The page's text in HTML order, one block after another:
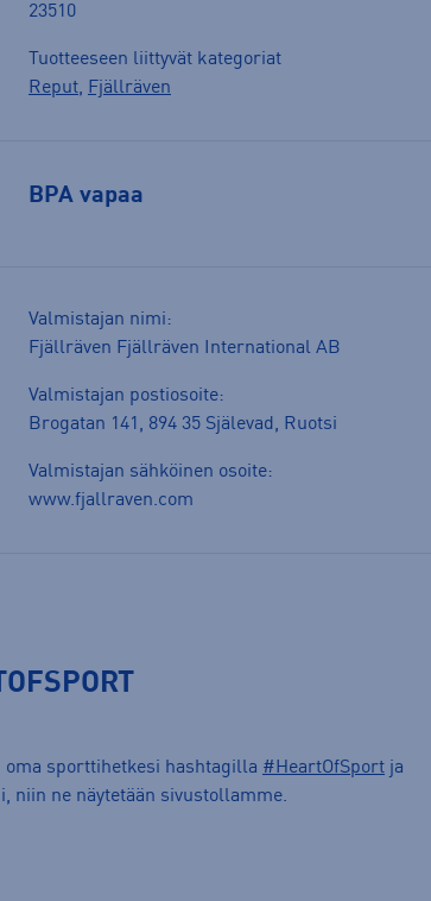
23510
Tuotteeseen liittyvät kategoriat
Reput, Fjällräven
BPA vapaa
Valmistajan nimi:
Fjällräven Fjällräven International AB
Valmistajan postiosoite:
Brogatan 141, 894 35 Själevad, Ruotsi
Valmistajan sähköinen osoite:
www.fjallraven.com
sporttihetkesi hashtagilla #HeartOfSport ja
niin ne näytetään sivustollamme.